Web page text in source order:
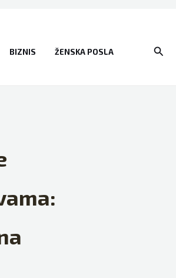
BIZNIS ŽENSKA POSLA